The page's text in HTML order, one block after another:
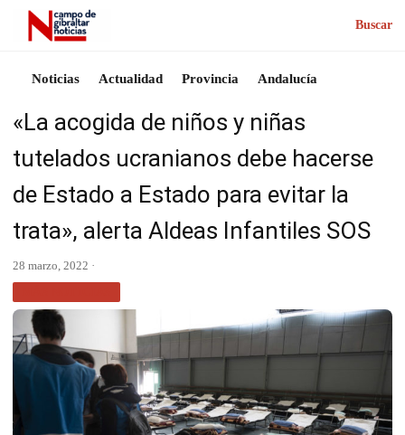
Buscar
Noticias Actualidad Provincia Andalucía
«La acogida de niños y niñas
tutelados ucranianos debe hacerse
de Estado a Estado para evitar la
trata», alerta Aldeas Infantiles SOS
28 marzo, 2022 ·